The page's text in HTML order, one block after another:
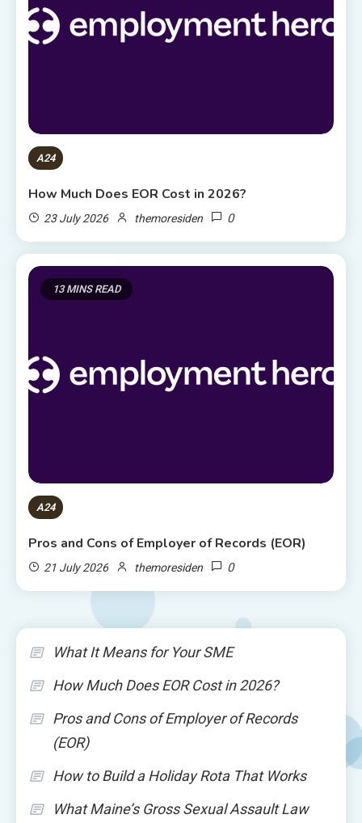
A24
How Much Does EOR Cost in 2026?
23 July 2026 themoresiden 0
13 MINS READ
A24
Pros and Cons of Employer of Records (EOR)
21 July 2026 themoresiden 0
What It Means for Your SME
How Much Does EOR Cost in 2026?
Pros and Cons of Employer of Records
(EOR)
How to Build a Holiday Rota That Works
What Maine’s Gross Sexual Assault Law